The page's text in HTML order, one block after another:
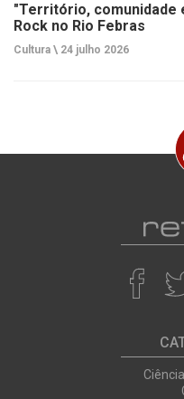
"Território, comunidade
Rock no Rio Febras
Cultura \ 24 julho 2026